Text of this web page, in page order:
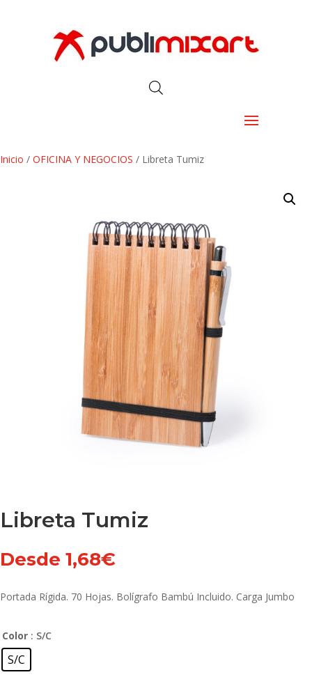
Inicio / OFICINA Y NEGOCIOS / Libreta Tumiz
Libreta Tumiz
Desde 1,68€
Portada Rígida. 70 Hojas. Bolígrafo Bambú Incluido. Carga Jumbo
Color : S/C
S/C